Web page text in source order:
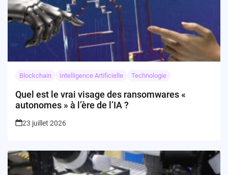
Blockchain Intelligence Artificielle Technologie
Quel est le vrai visage des ransomwares «
autonomes » à l’ère de l’IA ?
23 juillet 2026